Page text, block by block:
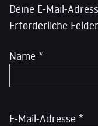
Deine E-Mail-
Erforderliche
Name *
E-Mail-Adresse *